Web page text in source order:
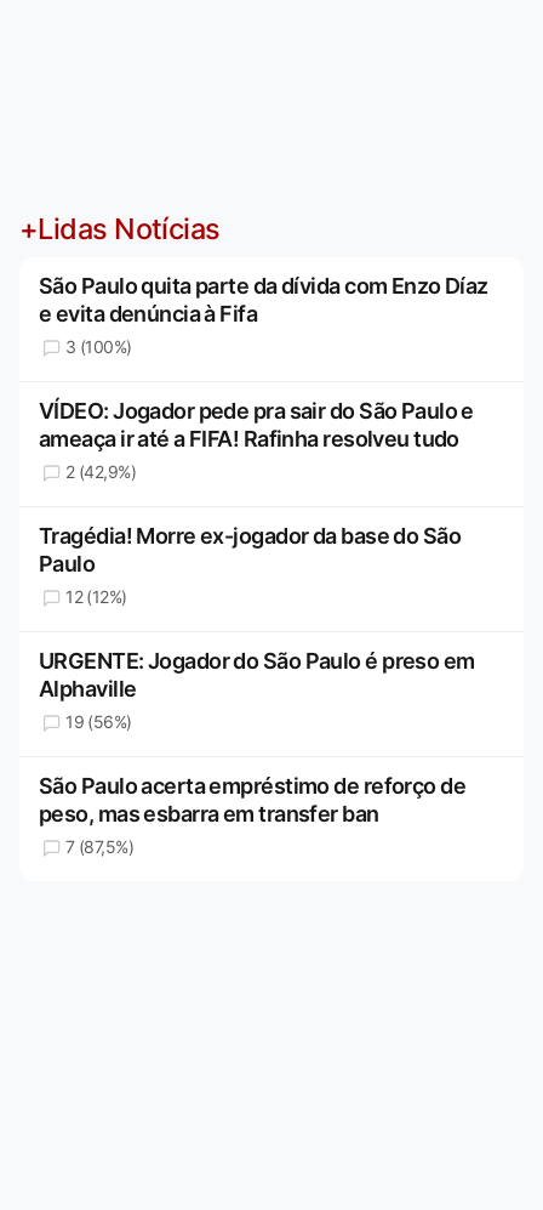
+Lidas Notícias
São Paulo quita parte da dívida com Enzo Díaz
e evita denúncia à Fifa
3 (100%)
VÍDEO: Jogador pede pra sair do São Paulo e
ameaça ir até a FIFA! Rafinha resolveu tudo
2 (42,9%)
Tragédia! Morre ex-jogador da base do São
Paulo
12 (12%)
URGENTE: Jogador do São Paulo é preso em
Alphaville
19 (56%)
São Paulo acerta empréstimo de reforço de
peso, mas esbarra em transfer ban
7 (87,5%)